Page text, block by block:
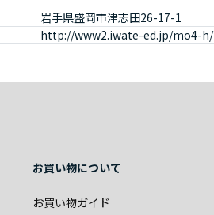
岩手県盛岡市津志田26-17-1
http://www2.iwate-ed.jp/mo4-h/
お買い物について
お買い物ガイド